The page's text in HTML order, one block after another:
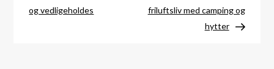
og vedligeholdes
friluftsliv med camping og
hytter